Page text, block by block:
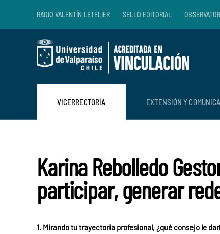
Skip to main content
RADIO VALENTÍN LETELIER SELLO EDITORIAL
VICERRECTORÍA EXTENSIÓN Y
Karina Rebolledo
participar, generar
1. Mirando tu trayectoria profesional, ¿qué consejo le